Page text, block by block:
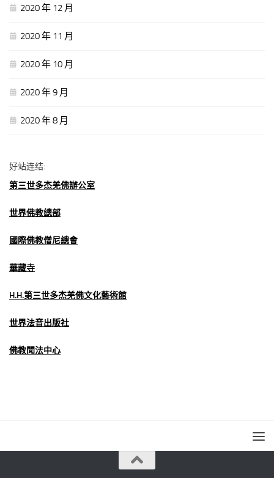
2020 年 12 月
2020 年 11 月
2020 年 10 月
2020 年 9 月
2020 年 8 月
好站连结:
第三世多杰羌佛辦公室
世界佛教總部
國際佛教僧尼總會
華藏寺
H.H.第三世多杰羌佛文化藝術館
世界法音出版社
佛教聞法中心